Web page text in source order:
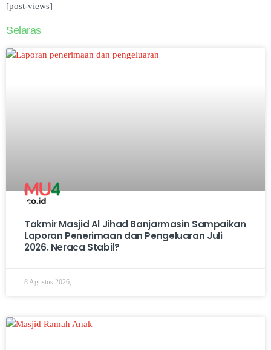
[post-views]
Selaras
Takmir Masjid Al Jihad Banjarmasin Sampaikan
Laporan Penerimaan dan Pengeluaran Juli
2026. Neraca Stabil?
8 Agustus 2026,